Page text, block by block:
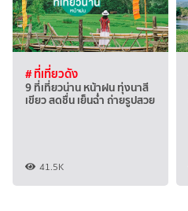
# ที่เที่ยวดัง
9 ที่เที่ยวน่าน หน้าฝน ทุ่งนาสี
เขียว สดชื่น เย็นฉ่ำ ถ่ายรูปสวย
41.5K